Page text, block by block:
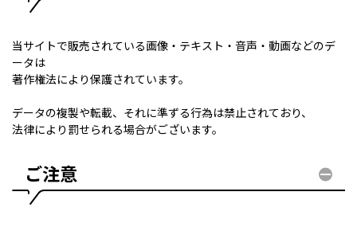
当サイトで販売されている画像・テキスト・音声・動画などのデ
ータは
著作権法により保護されています。
データの複製や転載、それに準ずる行為は禁止されており、
法律により罰せられる場合がございます。
ご注意